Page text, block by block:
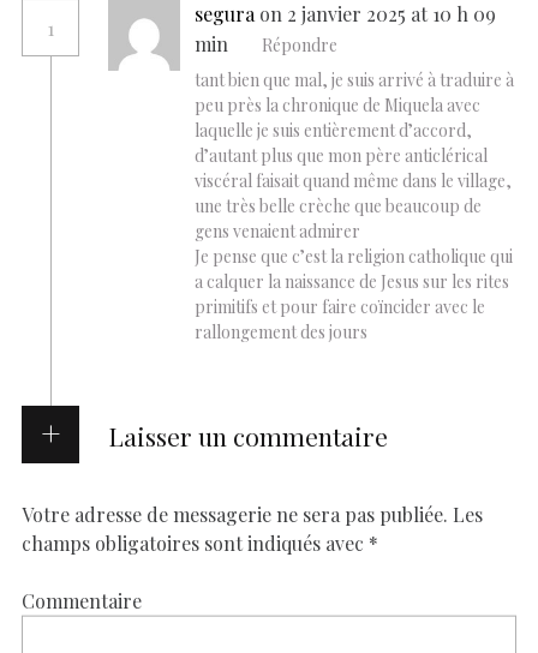
1
segura on 2 janvier 2025 at 10 h 09
min
Répondre
tant bien que mal, je suis arrivé à traduire à
peu près la chronique de Miquela avec
laquelle je suis entièrement d’accord,
d’autant plus que mon père anticlérical
viscéral faisait quand même dans le village,
une très belle crèche que beaucoup de
gens venaient admirer
Je pense que c’est la religion catholique qui
a calquer la naissance de Jesus sur les rites
primitifs et pour faire coïncider avec le
rallongement des jours
Laisser un commentaire
Votre adresse de messagerie ne sera pas publiée. Les
champs obligatoires sont indiqués avec *
Commentaire